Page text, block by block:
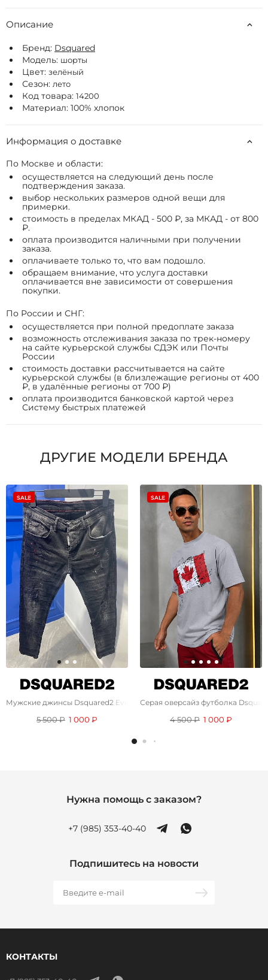
Описание
Бренд: Dsquared
Модель: шорты
Цвет: зелёный
Сезон: лето
Код товара: 14200
Материал: 100% хлопок
Информация о доставке
По Москве и области:
осуществляется на следующий день после
подтверждения заказа.
выбор нескольких размеров одной вещи для
примерки.
стоимость в пределах МКАД - 500 ₽, за МКАД - от 800
₽.
оплата производится наличными при получении
заказа.
оплачиваете только то, что вам подошло.
обращаем внимание, что услуга доставки
оплачивается вне зависимости от совершения
покупки.
По России и СНГ:
осуществляется при полной предоплате заказа
возможность отслеживания заказа по трек-номеру
на сайте курьерской службы СДЭК или Почты
России
стоимость доставки рассчитывается на сайте
курьерской службы (в близлежащие регионы от 400
₽, в удалённые регионы от 700 ₽)
оплата производится банковской картой через
Систему быстрых платежей
ДРУГИЕ МОДЕЛИ БРЕНДА
SALE
Мужские джинсы Dsquared2 Eviction Notice - Black
5 500 ₽ 1 000 ₽
SALE
Серая оверсайз футболка
4 500 ₽ 1 000 ₽
Нужна помощь с заказом?
+7 (985) 353-40-40
Подпишитесь на новости
КОНТАКТЫ